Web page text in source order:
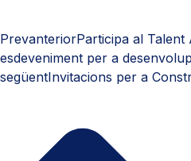
PrevanteriorParticipa al
esdeveniment per a
següentInvitacions per a